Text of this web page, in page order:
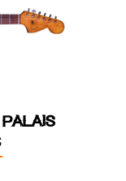
PALAIS